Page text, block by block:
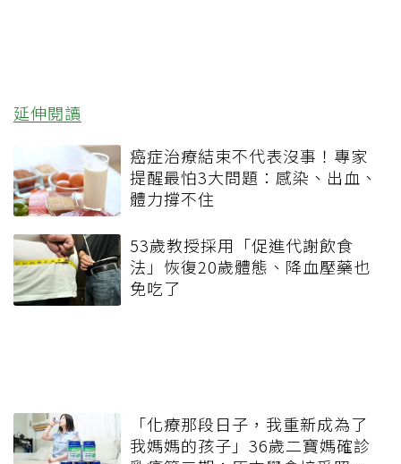
延伸閱讀
癌症治療結束不代表沒事！專家
提醒最怕3大問題：感染、出血、
體力撐不住
53歲教授採用「促進代謝飲食
法」恢復20歲體態、降血壓藥也
免吃了
「化療那段日子，我重新成為了
我媽媽的孩子」36歲二寶媽確診